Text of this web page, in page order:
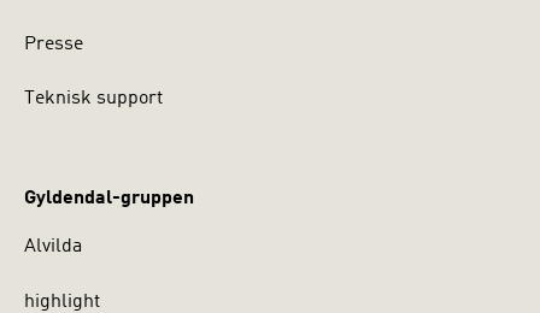
Presse
Teknisk support
Gyldendal-gruppen
Alvilda
highlight